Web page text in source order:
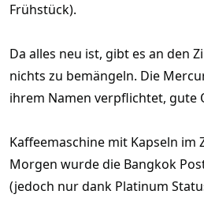
Frühstück).
Da alles neu ist, gibt es an den
nichts zu bemängeln. Die
ihrem Namen verpflichtet, gute
Kaffeemaschine mit Kapseln im
Morgen wurde die Bangkok
(jedoch nur dank Platinum